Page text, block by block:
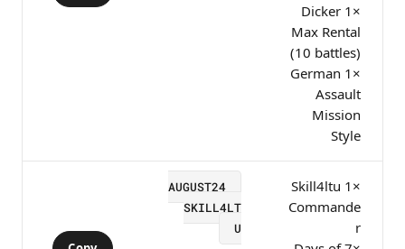
×1 Dicker
Max Rental
(10 battles)
×1 German
Assault
Mission
Style
×1 Skill4ltu
Commande
r
AUGUST24
SKILL4LT
U